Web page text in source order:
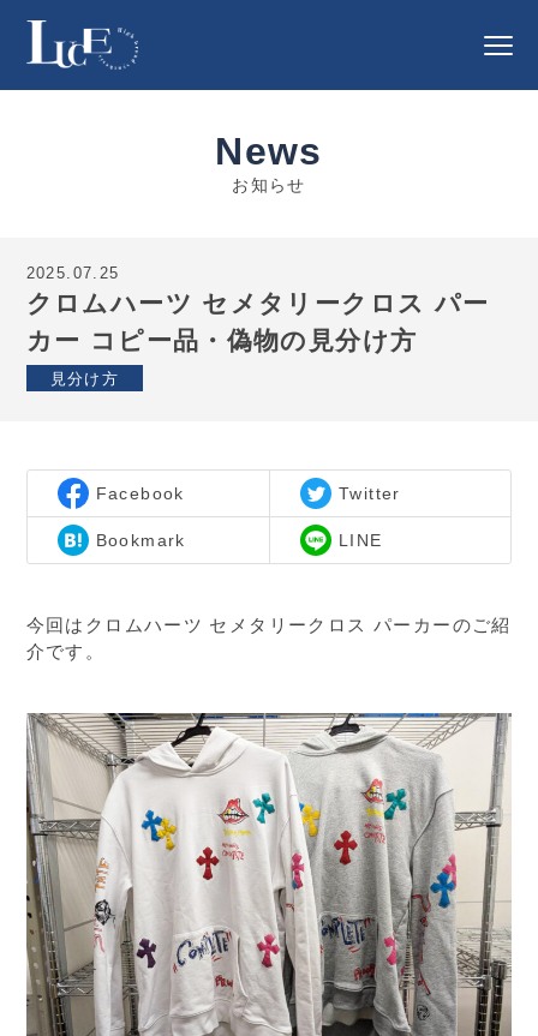
News
お知らせ
2025.07.25
クロムハーツ セメタリークロス パー
カー コピー品・偽物の見分け方
見分け方
Facebook Twitter
Bookmark LINE
今回はクロムハーツ セメタリークロス パーカーのご紹
介です。